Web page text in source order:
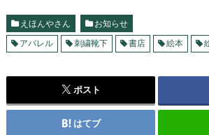
えほんやさん
お知らせ
アパレル
刺繍靴下 書店 絵本
ポスト
はてブ